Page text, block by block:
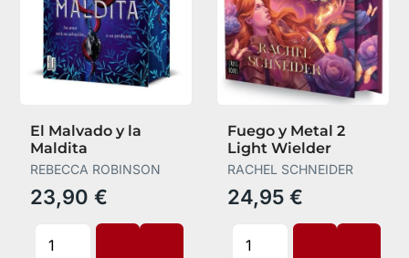
El Malvado y la
Maldita
REBECCA ROBINSON
23,90 €
Fuego y Metal 2
Light Wielder
RACHEL SCHNEIDER
24,95 €